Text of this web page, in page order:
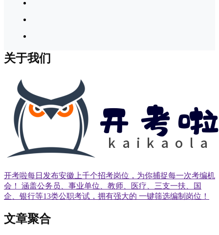
关于我们
开考啦每日发布安徽上千个招考岗位，为你捕捉每一次考编机
会！ 涵盖公务员、事业单位、教师、医疗、三支一扶、国
企、银行等13类公职考试，拥有强大的 一键筛选编制岗位！
文章聚合